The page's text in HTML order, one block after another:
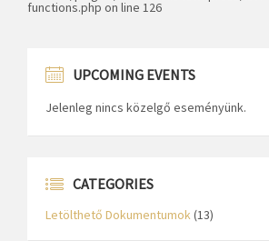
functions.php on line 126
UPCOMING EVENTS
Jelenleg nincs közelgő eseményünk.
CATEGORIES
Letölthető Dokumentumok(13)